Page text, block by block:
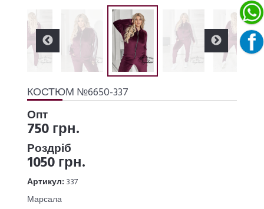
КОСТЮМ №6650-337
Опт
750 грн.
Роздріб
1050 грн.
Артикул: 337
Марсала